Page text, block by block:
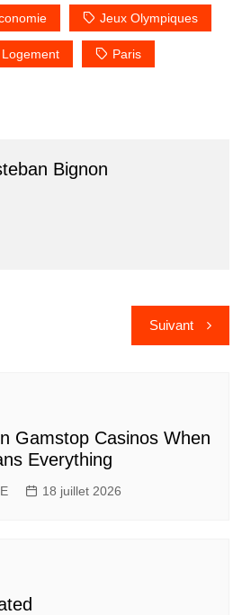
Jeux Olympiques
Logement Paris
Bignon
Suivant
Gamstop Casinos When
Everything
18 juillet 2026